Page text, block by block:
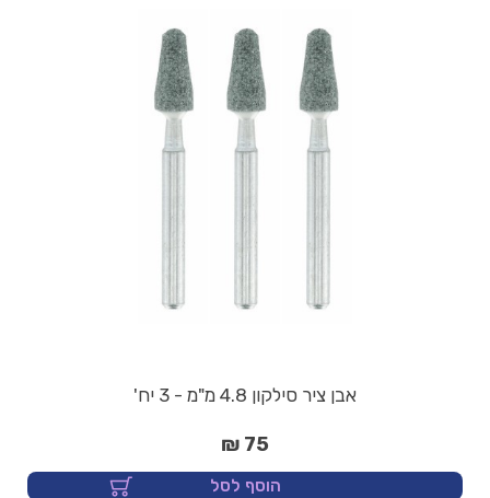
אבן ציר סילקון 4.8 מ"מ - 3 יח'
75 ₪
הוסף לסל